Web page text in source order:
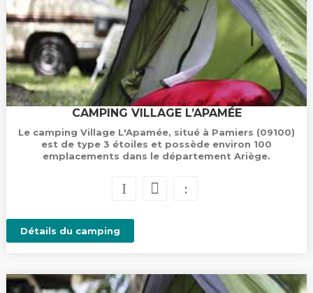
CAMPING VILLAGE L’APAMÉE
Le camping Village L'Apamée, situé à Pamiers (09100)
est de type 3 étoiles et possède environ 100
emplacements dans le département Ariège.
Détails du camping